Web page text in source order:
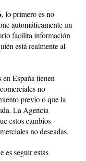
, lo primero es no
automáticamente un
facilita información
está realmente al
en España tienen
no
previo o que la
La Agencia
estos cambios
no deseadas.
es seguir estas